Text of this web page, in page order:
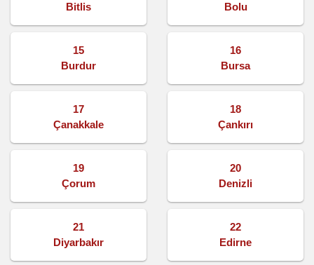
Bitlis
Bolu
15
Burdur
16
Bursa
17
Çanakkale
18
Çankırı
19
Çorum
20
Denizli
21
Diyarbakır
22
Edirne